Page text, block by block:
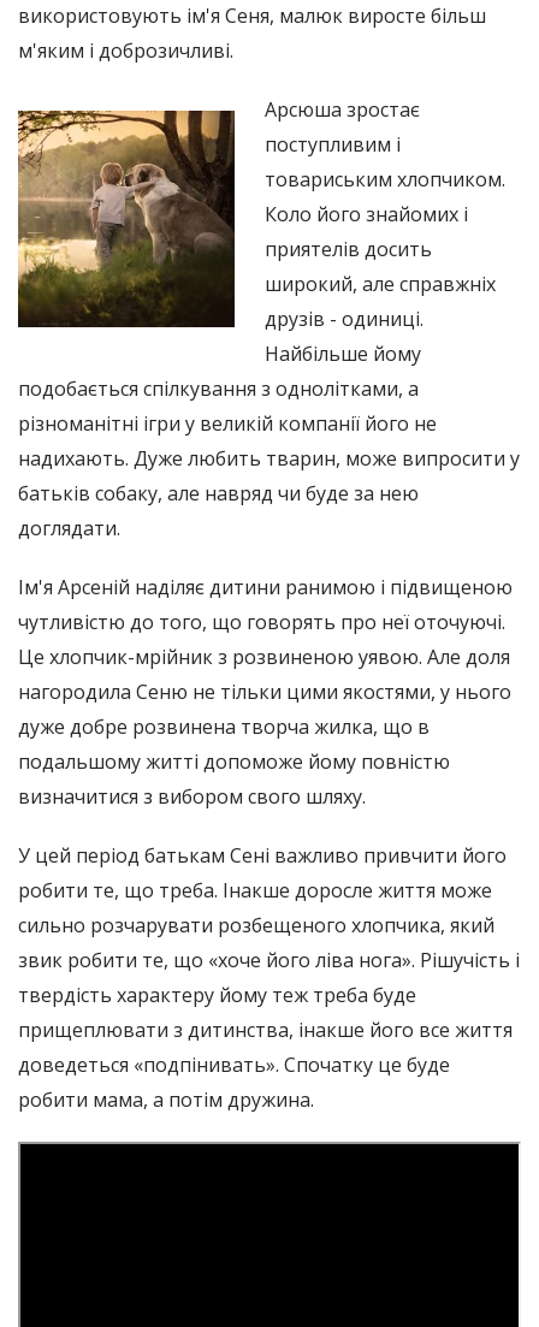
використовують ім'я Сеня, малюк виросте більш
м'яким і доброзичливі.
Арсюша зростає
поступливим і
товариським хлопчиком.
Коло його знайомих і
приятелів досить
широкий, але справжніх
друзів - одиниці.
Найбільше йому
подобається спілкування з однолітками, а
різноманітні ігри у великій компанії його не
надихають. Дуже любить тварин, може випросити у
батьків собаку, але навряд чи буде за нею
доглядати.
Ім'я Арсеній наділяє дитини ранимою і підвищеною
чутливістю до того, що говорять про неї оточуючі.
Це хлопчик-мрійник з розвиненою уявою. Але доля
нагородила Сеню не тільки цими якостями, у нього
дуже добре розвинена творча жилка, що в
подальшому житті допоможе йому повністю
визначитися з вибором свого шляху.
У цей період батькам Сені важливо привчити його
робити те, що треба. Інакше доросле життя може
сильно розчарувати розбещеного хлопчика, який
звик робити те, що «хоче його ліва нога». Рішучість і
твердість характеру йому теж треба буде
прищеплювати з дитинства, інакше його все життя
доведеться «подпінивать». Спочатку це буде
робити мама, а потім дружина.